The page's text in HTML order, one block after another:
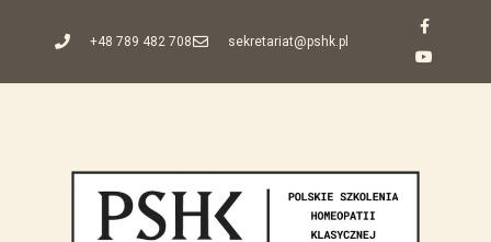
+48 789 482 708 sekretariat@pshk.pl